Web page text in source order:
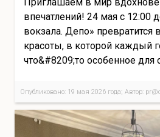
впечатлений! 24 мая с 12:00
вокзала. Депо» превратится
красоты, в которой каждый
что&#8209;то особенное для
Опубликовано: 19 мая 2026 года; Автор: